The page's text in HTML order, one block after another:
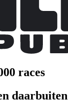
races
daarbuiten